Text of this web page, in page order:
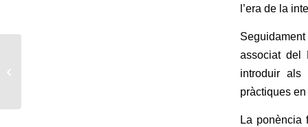
l’era de la
associat del
introduir
pràctiques
La ponència